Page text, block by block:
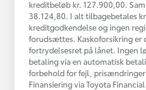
kreditbeløb kr. 127.900,00.
38.124,80. I alt tilbagebetales
kreditgodkendelse og ingen
forudsættes. Kaskoforsikring er
fortrydelsesret på lånet. Ingen
betaling via en automatisk
forbehold for fejl, prisændringer
Finansiering via Toyota Financial